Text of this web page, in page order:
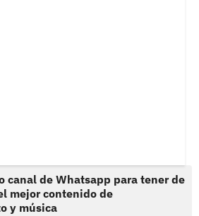
canal de Whatsapp para tener de
mejor contenido de
y música